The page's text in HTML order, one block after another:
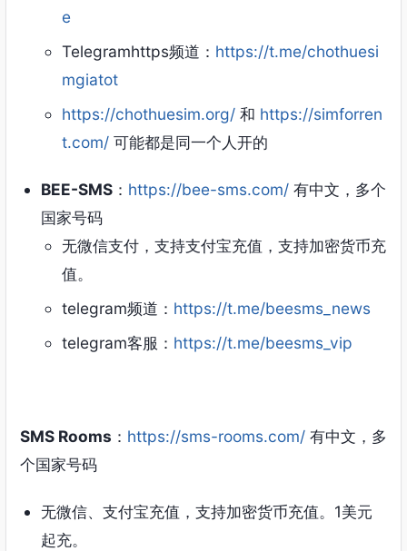
e
Telegramhttps频道： https://t.me/chothuesi
mgiatot
https://chothuesim.org/ 和 https://simforren
t.com/ 可能都是同一个人开的
BEE-SMS ： https://bee-sms.com/ 有中文，多个
国家号码
无微信支付，支持支付宝充值，支持加密货币充
值。
telegram频道： https://t.me/beesms_news
telegram客服： https://t.me/beesms_vip
SMS Rooms ： https://sms-rooms.com/有中文，多
个国家号码
无微信、支付宝充值，支持加密货币充值。1美元
起充。